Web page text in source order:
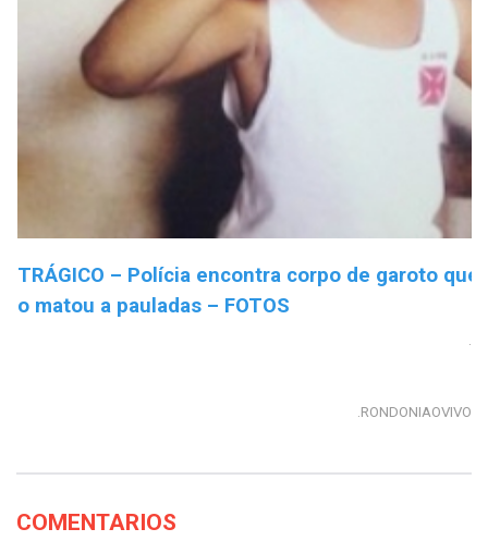
TRÁGICO – Polícia encontra corpo de garoto
o matou a pauladas – FOTOS
.
.RONDONIAOVIVO
COMENTARIOS